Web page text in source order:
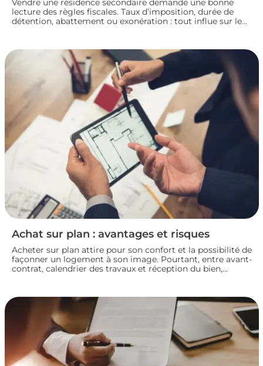
Vendre une résidence secondaire demande une bonne
lecture des règles fiscales. Taux d’imposition, durée de
détention, abattement ou exonération : tout influe sur le
les meilleures conditions. Zoom sur les démarches et les
taxes à connaître avant de se lancer.
Achat sur plan : avantages et risques
Acheter sur plan attire pour son confort et la possibilité de
façonner un logement à son image. Pourtant, entre avant-
contrat, calendrier des travaux et réception du bien,
atouts et les zones de vigilance de cette démarche.